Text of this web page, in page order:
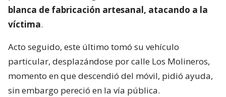
blanca de fabricación artesanal, atacando a la
víctima.
Acto seguido, este último tomó su vehículo
particular, desplazándose por calle Los Molineros,
momento en que descendió del móvil, pidió ayuda,
sin embargo pereció en la vía pública.